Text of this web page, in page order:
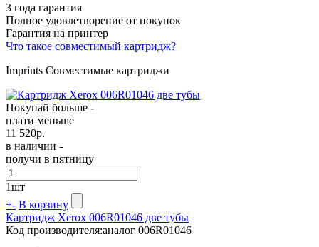
3 года гарантия
Полное удовлетворение от покупок
Гарантия на принтер
Что такое совместимый картридж?
Imprints Совместимые картриджи
Покупай больше -
плати меньше
11 520р.
в наличии -
получи в пятницу
1шт
+- В корзину
Картридж Xerox 006R01046 две тубы
Код производителя:аналог 006R01046